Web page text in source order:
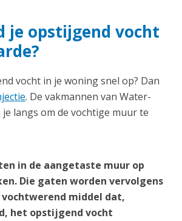
je opstijgend vocht
vocht in je woning snel op? Dan
. De vakmannen van Water-
langs om de vochtige muur te
in de aangetaste muur op
Die gaten worden vervolgens
middel dat,
het opstijgend vocht